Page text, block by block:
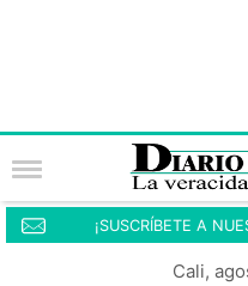
¡SUSCRÍBETE A
Cali,